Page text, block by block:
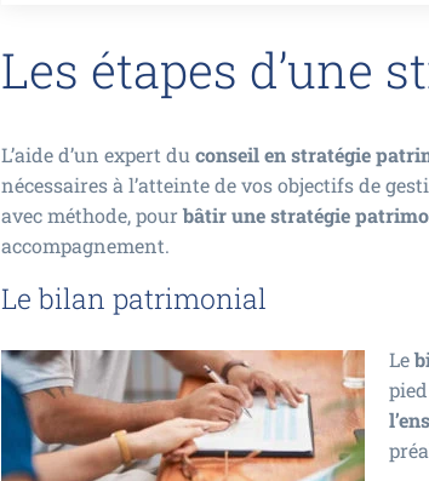
Les étapes d’une
L’aide d’un expert duconseil en stratégie
nécessaires à l’atteinte de vos objectifs de
avec méthode, pourbâtir une stratégie
accompagnement.
Le bilan patrimonial
Le